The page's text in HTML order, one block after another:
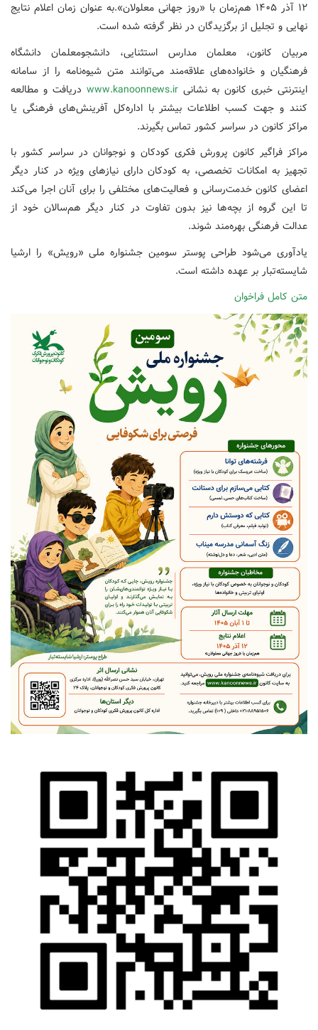
۱۲ آذر ۱۴۰۵ هم‌زمان با «روز جهانی معلولان».به عنوان زمان اعلام نتایج
نهایی و تجلیل از برگزیدگان در نظر گرفته شده است.
مربیان کانون، معلمان مدارس استثنایی، دانشجومعلمان دانشگاه
فرهنگیان و خانواده‌های علاقه‌مند می‌توانند ‌متن شیوه‌نامه را از سامانه
اینترنتی خبری کانون به نشانیwww.kanoonnews.ir دریافت و مطالعه
کنند و جهت کسب اطلاعات بیشتر با اداره‌کل آفرینش‌های فرهنگی یا
مراکز کانون در سراسر کشور تماس بگیرند.
مراکز فراگیر کانون پرورش فکری کودکان و نوجوانان در سراسر کشور با
تجهیز به امکانات تخصصی، به کودکان دارای نیازهای ویژه در کنار دیگر
اعضای کانون خدمت‌رسانی و فعالیت‌های مختلفی را برای آنان اجرا می‌کند
تا این گروه از بچه‌ها نیز بدون تفاوت در کنار دیگر هم‌سالان خود از
عدالت فرهنگی بهره‌مند شوند.
یادآوری می‌شود طراحی پوستر سومین جشنواره ملی «رویش» را ارشیا
شایسته‌تبار بر عهده داشته است.
متن کامل فراخوان